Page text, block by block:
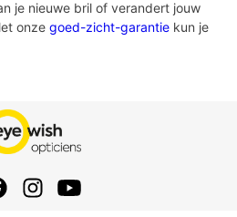
je nieuwe bril of verandert jouw
onze goed-zicht-garantie kun je